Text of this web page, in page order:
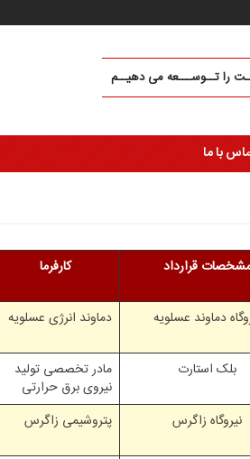
را تــوســـعه می دهیــم
با ما
قرارداد کارفرما
دماوند عسلویه دماوند انرژی عسلویه
بلک استارت
مادر تخصصی تولید
نیروی برق حرارتی
نیروگاه زاگرس پتروشیمی زاگرس